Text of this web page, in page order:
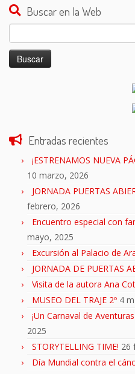
audio Buscar en la Web
Buscar:
Entradas recientes
¡ESTRENAMOS NUEVA
10 marzo, 2026
JORNADA PUERTAS
febrero, 2026
Encuentro especial con
mayo, 2025
Excursión al Palacio de
JORNADA DE PUERTAS
Visita de la autora Ana
MUSEO DEL TRAJE 2º 4
¡Un Carnaval de
2025
STORYTELLING TIME! 26
Día Mundial contra el